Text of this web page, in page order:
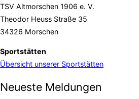
TSV Altmorschen 1906 e. V.
Theodor Heuss Straße 35
34326 Morschen
Sportstätten
Übersicht unserer Sportstätten
Neueste Meldungen